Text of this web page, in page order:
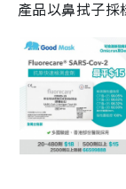
產品以鼻拭子採